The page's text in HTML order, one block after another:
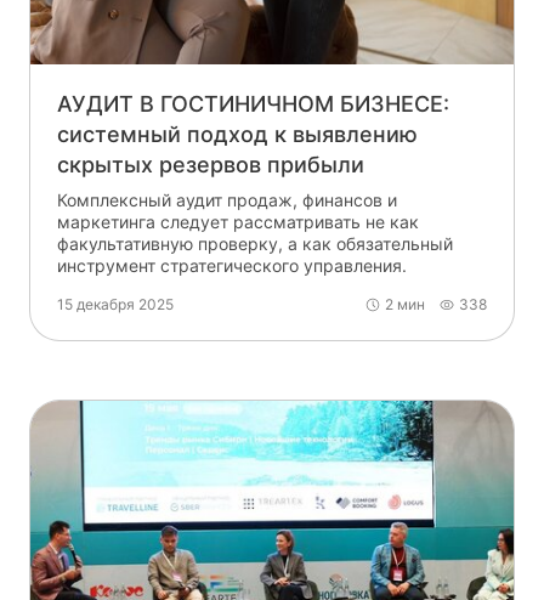
АУДИТ В ГОСТИНИЧНОМ БИЗНЕСЕ:
системный подход к выявлению
скрытых резервов прибыли
Комплексный аудит продаж, финансов и
маркетинга следует рассматривать не как
факультативную проверку, а как обязательный
инструмент стратегического управления.
15 декабря 2025 2 мин 338